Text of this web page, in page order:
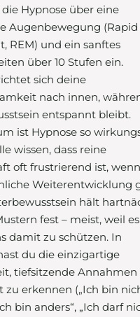
Hypnose über eine
Augenbewegung (Rapid
REM) und ein sanftes
über 10 Stufen ein.
sich deine
nach innen,
entspannt bleibt.
ist Hypnose so
wissen, dass reine
oft frustrierend ist,
Weiterentwicklung
hält
fest – meist, weil es
damit zu schützen. In
du die einzigartige
tiefsitzende Annahmen
zu erkennen („Ich bin
bin anders“, „Ich darf